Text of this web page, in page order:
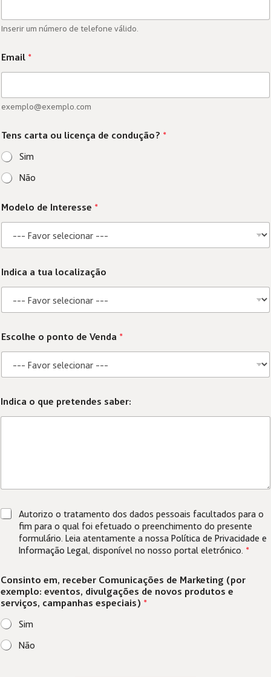
n
d
E
m
i
l
Inserir um número de telefone válido.
Email *
exemplo@exemplo.com
Tens carta ou licença de condução? *
Sim
Não
Modelo de Interesse *
Indica a tua localização
Escolhe o ponto de Venda *
Indica o que pretendes saber:
G
Autorizo o tratamento dos dados pessoais facultados para o
fim para o qual foi efetuado o preenchimento do presente
formulário. Leia atentamente a nossa Política de Privacidade e
Informação Legal, disponível no nosso portal eletrónico. *
Consinto em, receber Comunicações de Marketing (por
exemplo: eventos, divulgações de novos produtos e
serviços, campanhas especiais) *
Sim
Não